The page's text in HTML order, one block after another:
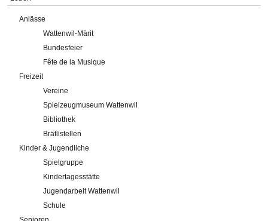
Anlässe
Wattenwil-Märit
Bundesfeier
Fête de la Musique
Freizeit
Vereine
Spielzeugmuseum Wattenwil
Bibliothek
Brätlistellen
Kinder & Jugendliche
Spielgruppe
Kindertagesstätte
Jugendarbeit Wattenwil
Schule